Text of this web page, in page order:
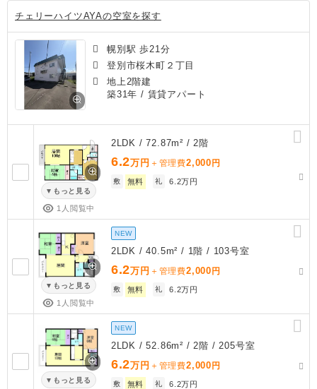
チェリーハイツAYAの空室を探す
幌別駅 歩21分
登別市桜木町２丁目
地上2階建
築31年 / 賃貸アパート
もっと見る
1人閲覧中
2LDK / 72.87m² / 2階
6.2万円 ＋管理費2,000 円
敷 無料 礼 6.2万円
もっと見る
1人閲覧中
NEW
2LDK / 40.5m² / 1階 / 103号室
6.2万円 ＋管理費2,000 円
敷 無料 礼 6.2万円
もっと見る
NEW
2LDK / 52.86m² / 2階 / 205号室
6.2万円 ＋管理費2,000 円
敷 無料 礼 6.2万円